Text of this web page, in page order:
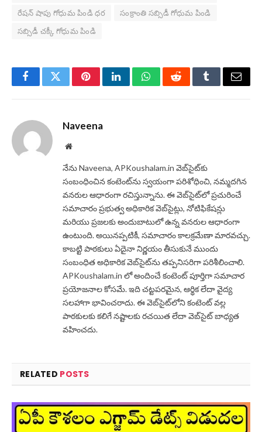
రేషన్ షాపు గోధుమ పిండి ధర
సంక్రాంతి సబ్సిడీ గోధుమ పిండి
సబ్సిడీ చక్కీ గోధుమ పిండి
FacebookTwitterPinterestLinkedInWhatsAppRedditTumblrEmail
Naveena
Website
నేను Naveena, APKoushalam.in వెబ్‌సైట్‌కు
సంబంధించిన కంటెంట్‌ను స్వయంగా పరిశోధించి, నమ్మదగిన
వనరుల ఆధారంగా రచిస్తున్నాను. ఈ వెబ్‌సైట్‌లో ప్రచురించే
సమాచారం ప్రభుత్వ అధికారిక వెబ్‌సైట్లు, నోటిఫికేషన్లు
మరియు ప్రజలకు అందుబాటులో ఉన్న వనరుల ఆధారంగా
ఉంటుంది. అయినప్పటికీ, సమాచారం కాలక్రమేణా మారవచ్చు.
కాబట్టి పాఠకులు ఏదైనా నిర్ణయం తీసుకునే ముందు
సంబంధిత అధికారిక వెబ్‌సైట్‌ను తప్పనిసరిగా పరిశీలించాలి.
APKoushalam.in లో అందించే కంటెంట్ పూర్తిగా సమాచార
ప్రయోజనాల కోసమే. ఇది చట్టపరమైన, ఆర్థిక లేదా వైద్య
సలహాగా భావించరాదు. ఈ వెబ్‌సైట్‌లోని కంటెంట్ వల్ల
పాఠకులకు కలిగే నష్టాలకు రచయిత లేదా వెబ్‌సైట్ బాధ్యత
వహించదు.
RELATED POSTS